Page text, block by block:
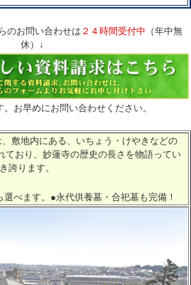
のお問い合わせは ２４時間受付中 （年中無
休）↓
お早めにお問い合わせください。
、敷地内にある、いちょう・けやきなどの
ており、妙蓮寺の歴史の長さを物語ってい
誇ります。
選べます。●永代供養墓・合祀墓も完備！